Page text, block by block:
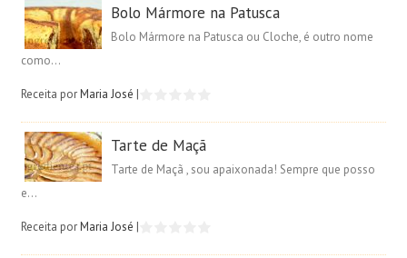
Bolo Mármore na Patusca
Bolo Mármore na Patusca ou Cloche, é outro nome
como...
Receita porMaria José |
Tarte de Maçã
Tarte de Maçã , sou apaixonada! Sempre que posso
e...
Receita porMaria José |